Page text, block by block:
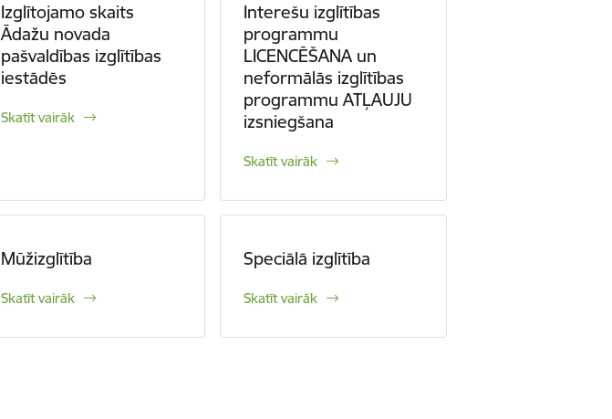
Izglītojamo skaits
Ādažu novada
pašvaldības izglītības
iestādēs
Skatīt vairāk
Interešu izglītības
programmu
LICENCĒŠANA un
neformālās izglītības
programmu ATĻAUJU
izsniegšana
Skatīt vairāk
Mūžizglītība
Skatīt vairāk
Speciālā izglītība
Skatīt vairāk